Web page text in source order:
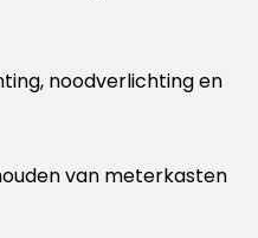
noodverlichting en
van meterkasten